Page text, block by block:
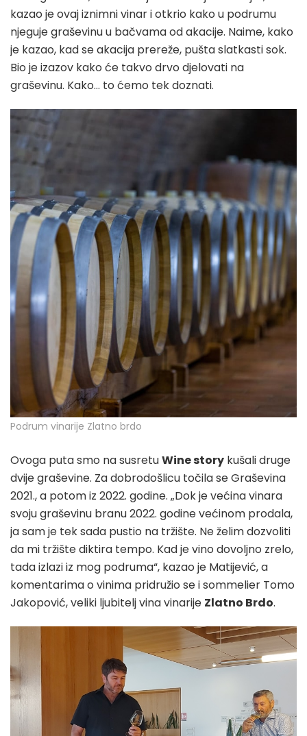
kazao je ovaj iznimni vinar i otkrio kako u podrumu
njeguje graševinu u bačvama od akacije. Naime, kako
je kazao, kad se akacija prereže, pušta slatkasti sok.
Bio je izazov kako će takvo drvo djelovati na
graševinu. Kako… to ćemo tek doznati.
Podrum vinarije Zlatno brdo
Ovoga puta smo na susretuWine story kušali druge
dvije graševine. Za dobrodošlicu točila se Graševina
2021., a potom iz 2022. godine. „Dok je većina vinara
svoju graševinu branu 2022. godine većinom prodala,
ja sam je tek sada pustio na tržište. Ne želim dozvoliti
da mi tržište diktira tempo. Kad je vino dovoljno zrelo,
tada izlazi iz mog podruma“, kazao je Matijević, a
komentarima o vinima pridružio se i sommelier Tomo
Jakopović, veliki ljubitelj vina vinarije Zlatno Brdo.